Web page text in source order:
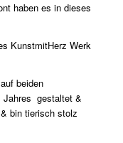
haben es in dieses
KunstmitHerz Werk
beiden
Jahres gestaltet &
bin tierisch stolz